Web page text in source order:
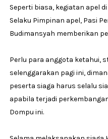
Seperti biasa, kegiatan apel
Selaku Pimpinan apel, Pasi
Budimansyah memberikan
Perlu para anggota ketahui,
selenggarakan pagi ini,
peserta siaga harus selalu
apabila terjadi
Dompu ini.